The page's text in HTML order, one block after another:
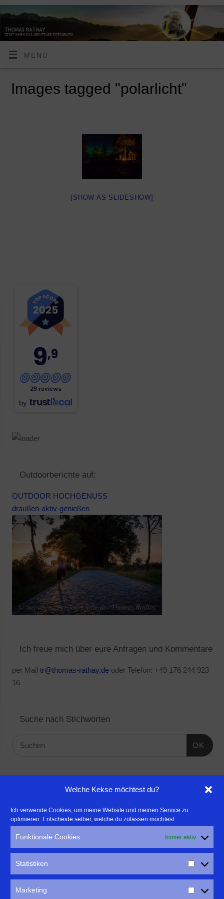
Welche Kekse möchtest du?
Ich verwende Cookies, um meine Website und meinen Service zu
optimieren. Entscheide selber, welche du zulassen möchtest.
Funktionale Cookies Immer aktiv
Statistiken
Marketing
MENÜ
Images tagged "polarlicht"
[SHOW AS SLIDESHOW]
9,9
29 reviews
by
Outdoorberichte auf:
OUTDOOR HOCHGENUSS
draußen-aktiv-genießen
Ich freue mich über eure Anfragen und Kommentare
per Mail tr@thomas-rathay.deoder Telefon: +49 176 244 923
16
Suche nach Stichworten
OK
- Für professionelle Fotografen, die ihre Stärken mehr in den
Fokus rücken wollen, empfehle ich eine Beratung durch Frau
Dr. Martina Mettner